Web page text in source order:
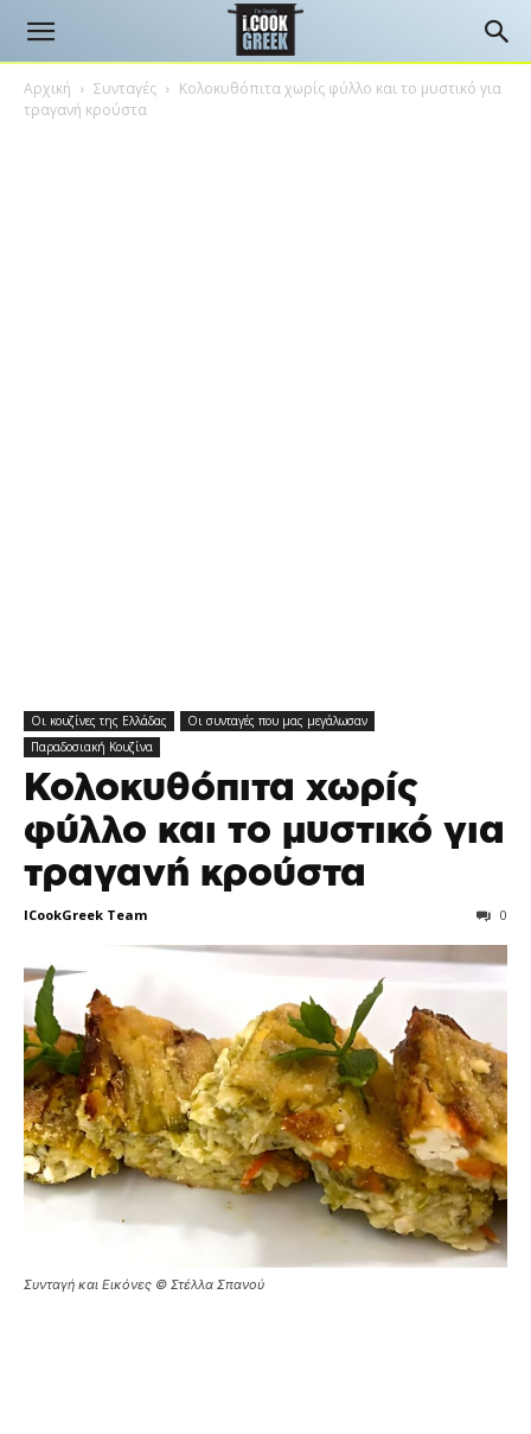
Αρχική Συνταγές
Κολοκυθόπιτα χωρίς φύλλο και το μυστικό για
τραγανή κρούστα
Οι κουζίνες της Ελλάδας
Οι συνταγές που μας μεγάλωσαν
Παραδοσιακή Κουζίνα
Κολοκυθόπιτα χωρίς
φύλλο και το μυστικό για
τραγανή κρούστα
ICookGreek Team 0
Συνταγή και Εικόνες © Στέλλα Σπανού